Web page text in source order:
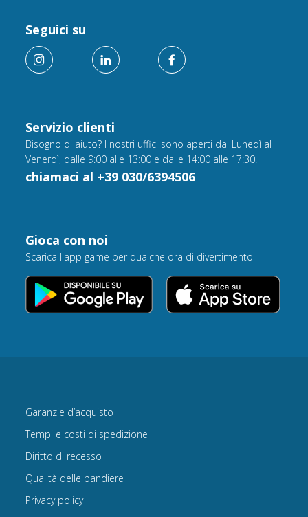
Servizio clienti
Bisogno di aiuto? I nostri uffici sono aperti dal Lunedì al
Venerdì, dalle 9:00 alle 13:00 e dalle 14:00 alle 17:30.
chiamaci al +39 030/6394506
Seguici su
Gioca con noi
Scarica l'app game per qualche ora di divertimento
Garanzie d’acquisto
Tempi e costi di spedizione
Diritto di recesso
Qualità delle bandiere
Privacy policy